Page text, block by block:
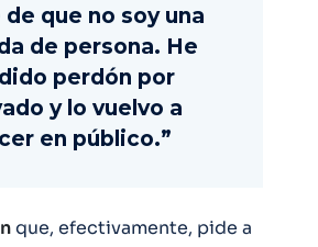
de que no soy una
de persona. He
perdón por
y lo vuelvo a
en público.”
que, efectivamente, pide a